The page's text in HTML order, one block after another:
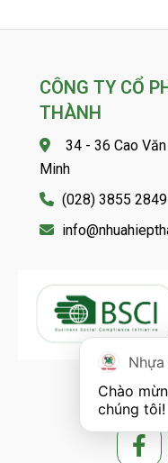
CÔNG TY CỔ
THÀNH
34 - 36 Cao
Minh
(028) 3855
Chào
chúng tôi!